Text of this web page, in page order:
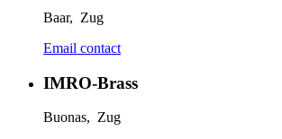
Baar, Zug
Email contact
IMRO-Brass
Buonas, Zug